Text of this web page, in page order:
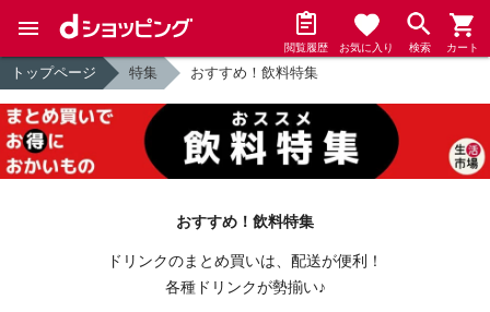
閲覧履歴 お気に入り 検索 カート
トップページ 特集 おすすめ！飲料特集
おすすめ！飲料特集
ドリンクのまとめ買いは、配送が便利！
各種ドリンクが勢揃い♪